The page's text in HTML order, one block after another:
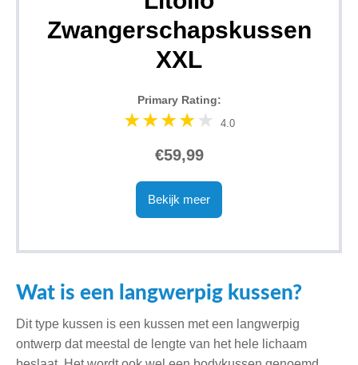
Zwangerschapskussen
XXL
Primary Rating:
4.0
€59,99
Bekijk meer
Wat is een langwerpig kussen?
Dit type kussen is een kussen met een langwerpig
ontwerp dat meestal de lengte van het hele lichaam